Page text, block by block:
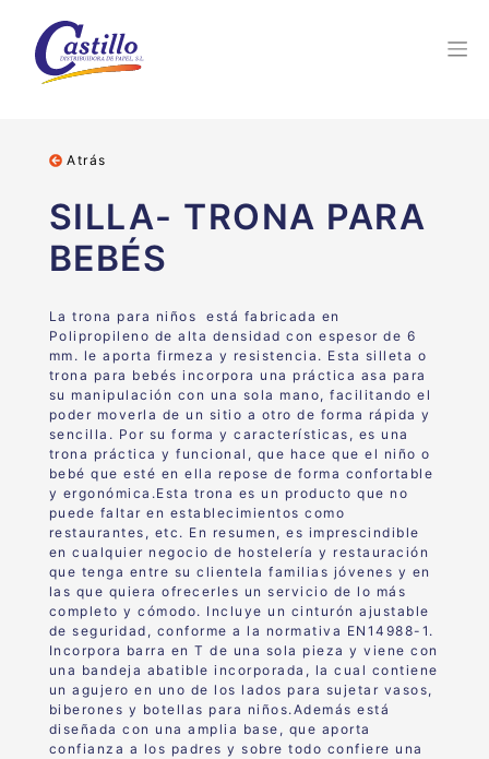
Atrás
SILLA- TRONA PARA
BEBÉS
La trona para niños está fabricada en
Polipropileno de alta densidad con espesor de 6
mm. le aporta firmeza y resistencia. Esta silleta o
trona para bebés incorpora una práctica asa para
su manipulación con una sola mano, facilitando el
poder moverla de un sitio a otro de forma rápida y
sencilla. Por su forma y características, es una
trona práctica y funcional, que hace que el niño o
bebé que esté en ella repose de forma confortable
y ergonómica.Esta trona es un producto que no
puede faltar en establecimientos como
restaurantes, etc. En resumen, es imprescindible
en cualquier negocio de hostelería y restauración
que tenga entre su clientela familias jóvenes y en
las que quiera ofrecerles un servicio de lo más
completo y cómodo. Incluye un cinturón ajustable
de seguridad, conforme a la normativa EN14988-1.
Incorpora barra en T de una sola pieza y viene con
una bandeja abatible incorporada, la cual contiene
un agujero en uno de los lados para sujetar vasos,
biberones y botellas para niños.Además está
diseñada con una amplia base, que aporta
confianza a los padres y sobre todo confiere una